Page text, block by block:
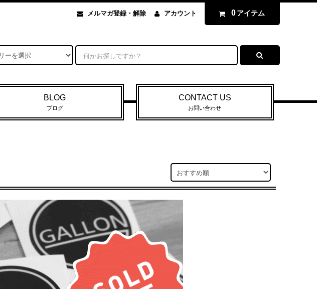
メルマガ登録・解除 アカウント 0 アイテム
BLOG
ブログ
CONTACT US
お問い合わせ